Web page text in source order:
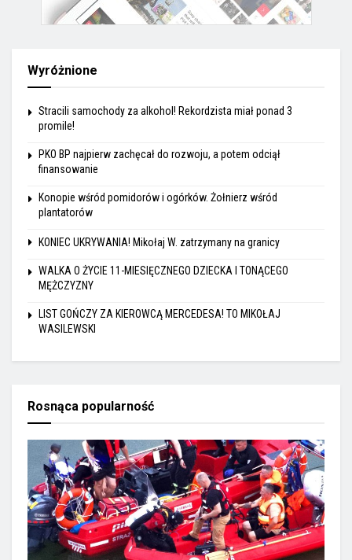
Wyróżnione
Stracili samochody za alkohol! Rekordzista miał ponad 3
promile!
PKO BP najpierw zachęcał do rozwoju, a potem odciął
finansowanie
Konopie wśród pomidorów i ogórków. Żołnierz wśród
plantatorów
KONIEC UKRYWANIA! Mikołaj W. zatrzymany na granicy
WALKA O ŻYCIE 11-MIESIĘCZNEGO DZIECKA I TONĄCEGO
MĘŻCZYZNY
LIST GOŃCZY ZA KIEROWCĄ MERCEDESA! TO MIKOŁAJ
WASILEWSKI
Rosnąca popularność